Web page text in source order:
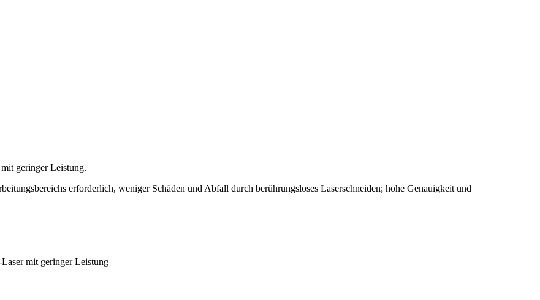
geringer Leistung.
erforderlich, weniger Schäden und Abfall durch berührungsloses Laserschneiden; hohe Genauigkeit und
mit geringer Leistung